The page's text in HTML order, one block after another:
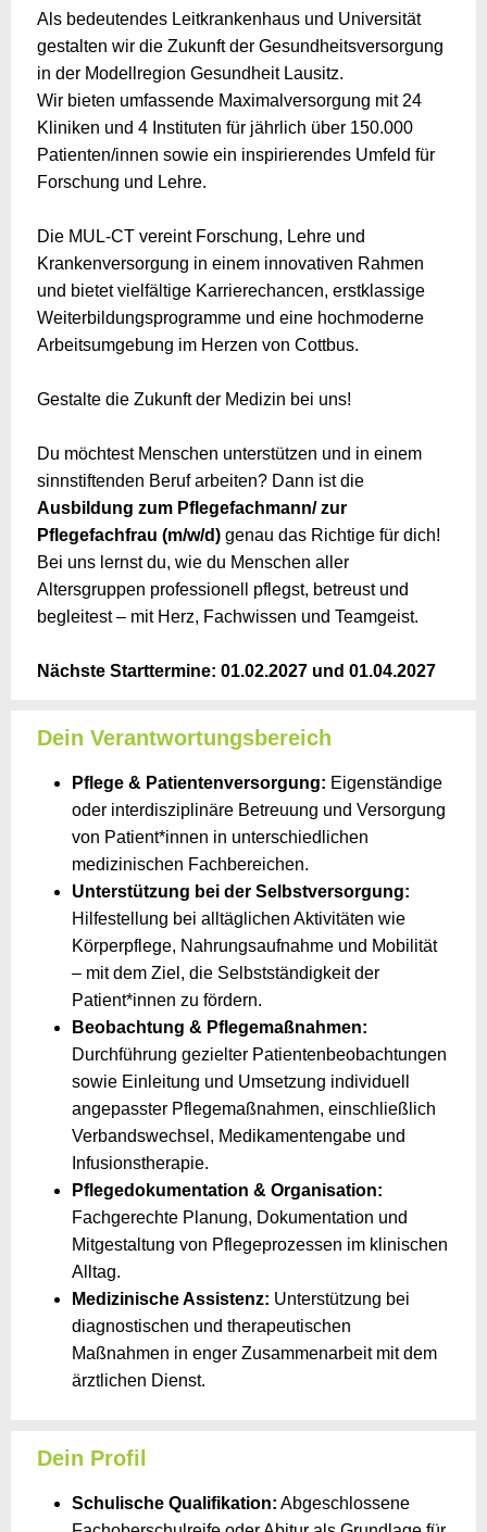
Als bedeutendes Leitkrankenhaus und Universität
gestalten wir die Zukunft der Gesundheitsversorgung
in der Modellregion Gesundheit Lausitz.
Wir bieten umfassende Maximalversorgung mit 24
Kliniken und 4 Instituten für jährlich über 150.000
Patienten/innen sowie ein inspirierendes Umfeld für
Forschung und Lehre.
Die MUL-CT vereint Forschung, Lehre und
Krankenversorgung in einem innovativen Rahmen
und bietet vielfältige Karrierechancen, erstklassige
Weiterbildungsprogramme und eine hochmoderne
Arbeitsumgebung im Herzen von Cottbus.
Gestalte die Zukunft der Medizin bei uns!
Du möchtest Menschen unterstützen und in einem
sinnstiftenden Beruf arbeiten? Dann ist die
Ausbildung zum Pflegefachmann/ zur
Pflegefachfrau (m/w/d) genau das Richtige für dich!
Bei uns lernst du, wie du Menschen aller
Altersgruppen professionell pflegst, betreust und
begleitest – mit Herz, Fachwissen und Teamgeist.
Nächste Starttermine: 01.02.2027 und 01.04.2027
Dein Verantwortungsbereich
Pflege & Patientenversorgung: Eigenständige
oder interdisziplinäre Betreuung und Versorgung
von Patient*innen in unterschiedlichen
medizinischen Fachbereichen.
Unterstützung bei der Selbstversorgung:
Hilfestellung bei alltäglichen Aktivitäten wie
Körperpflege, Nahrungsaufnahme und Mobilität
– mit dem Ziel, die Selbstständigkeit der
Patient*innen zu fördern.
Beobachtung & Pflegemaßnahmen:
Durchführung gezielter Patientenbeobachtungen
sowie Einleitung und Umsetzung individuell
angepasster Pflegemaßnahmen, einschließlich
Verbandswechsel, Medikamentengabe und
Infusionstherapie.
Pflegedokumentation & Organisation:
Fachgerechte Planung, Dokumentation und
Mitgestaltung von Pflegeprozessen im klinischen
Alltag.
Medizinische Assistenz: Unterstützung bei
diagnostischen und therapeutischen
Maßnahmen in enger Zusammenarbeit mit dem
ärztlichen Dienst.
Dein Profil
Schulische Qualifikation: Abgeschlossene